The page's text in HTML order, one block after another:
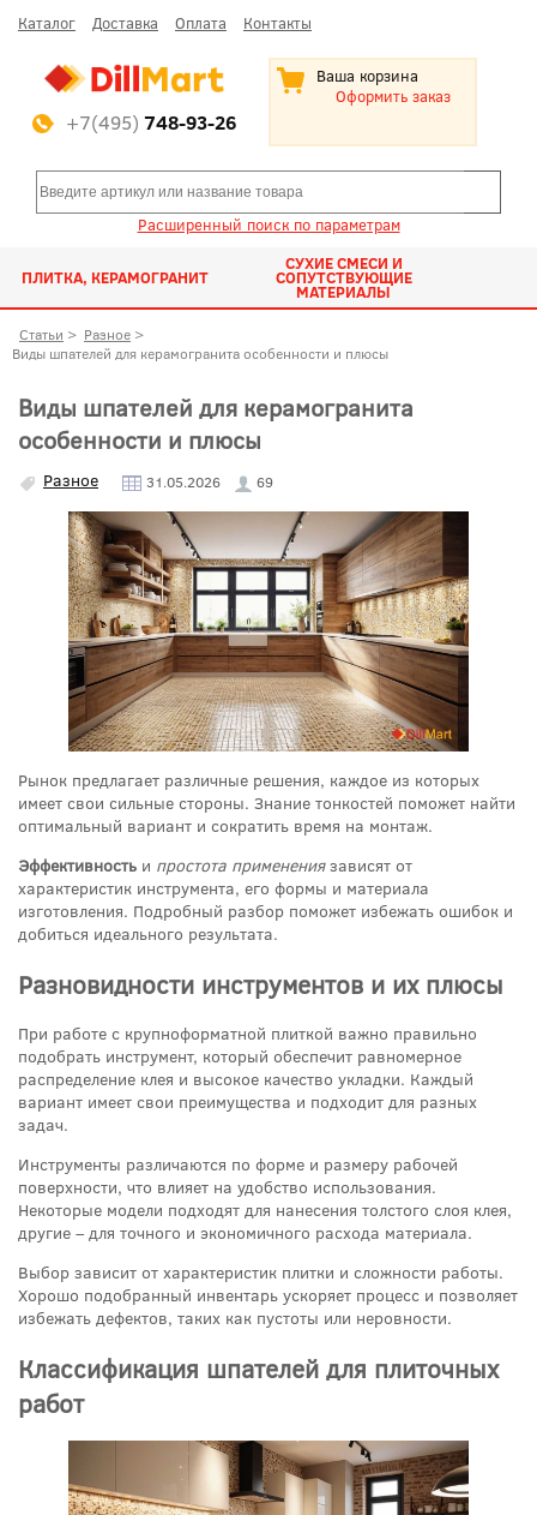
Каталог Доставка Оплата Контакты
+7(495) 748-93-26
Ваша корзина
Оформить заказ
Расширенный поиск по параметрам
ПЛИТКА, КЕРАМОГРАНИТ
СУХИЕ СМЕСИ И
СОПУТСТВУЮЩИЕ
МАТЕРИАЛЫ
Статьи > Разное >
Виды шпателей для керамогранита особенности и плюсы
Виды шпателей для керамогранита
особенности и плюсы
Разное 31.05.2026 69
Рынок предлагает различные решения, каждое из которых
имеет свои сильные стороны. Знание тонкостей поможет найти
оптимальный вариант и сократить время на монтаж.
Эффективность и простота применениязависят от
характеристик инструмента, его формы и материала
изготовления. Подробный разбор поможет избежать ошибок и
добиться идеального результата.
Разновидности инструментов и их плюсы
При работе с крупноформатной плиткой важно правильно
подобрать инструмент, который обеспечит равномерное
распределение клея и высокое качество укладки. Каждый
вариант имеет свои преимущества и подходит для разных
задач.
Инструменты различаются по форме и размеру рабочей
поверхности, что влияет на удобство использования.
Некоторые модели подходят для нанесения толстого слоя клея,
другие – для точного и экономичного расхода материала.
Выбор зависит от характеристик плитки и сложности работы.
Хорошо подобранный инвентарь ускоряет процесс и позволяет
избежать дефектов, таких как пустоты или неровности.
Классификация шпателей для плиточных
работ